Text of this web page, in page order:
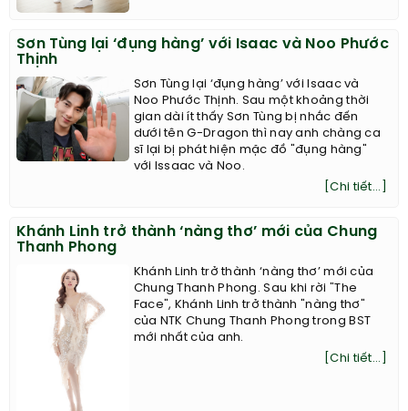
Sơn Tùng lại ‘đụng hàng’ với Isaac và Noo Phước
Thịnh
Sơn Tùng lại ‘đụng hàng’ với Isaac và
Noo Phước Thịnh. Sau một khoảng thời
gian dài ít thấy Sơn Tùng bị nhắc đến
dưới tên G-Dragon thì nay anh chàng ca
sĩ lại bị phát hiện mặc đồ "đụng hàng"
với Issaac và Noo.
[Chi tiết...]
Khánh Linh trở thành ‘nàng thơ’ mới của Chung
Thanh Phong
Khánh Linh trở thành ‘nàng thơ’ mới của
Chung Thanh Phong. Sau khi rời "The
Face", Khánh Linh trở thành "nàng thơ"
của NTK Chung Thanh Phong trong BST
mới nhất của anh.
[Chi tiết...]